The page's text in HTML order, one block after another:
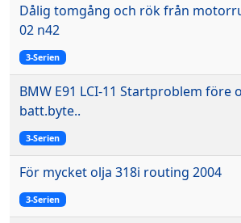
Dålig tomgång och rök från
02 n42
3-Serien
BMW E91 LCI-11 Startproblem före
batt.byte..
3-Serien
För mycket olja 318i routing 2004
3-Serien